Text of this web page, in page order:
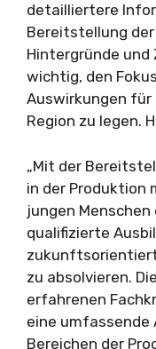
detailliertere
Bereitstellung
Hintergründe und
wichtig, den
Auswirkungen für
Region zu legen.
„Mit der
in der Produktion
jungen
qualifizierte
zu absolvieren.
erfahrenen
eine umfassende
Bereichen der